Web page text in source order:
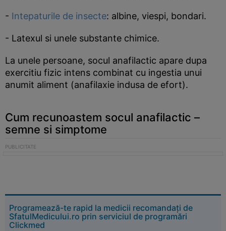
- Intepaturile de insecte: albine, viespi, bondari.
- Latexul si unele substante chimice.
La unele persoane, socul anafilactic apare dupa
exercitiu fizic intens combinat cu ingestia unui
anumit aliment (anafilaxie indusa de efort).
Cum recunoastem socul anafilactic –
semne si simptome
Programează-te rapid la medicii recomandați de
SfatulMedicului.ro prin serviciul de programări
Clickmed